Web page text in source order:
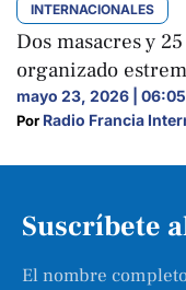
INTERNACIONALES
Dos masacres y
organizado
mayo 23, 2026 | 06:05
Por Radio Francia
Suscríbete
El nombre